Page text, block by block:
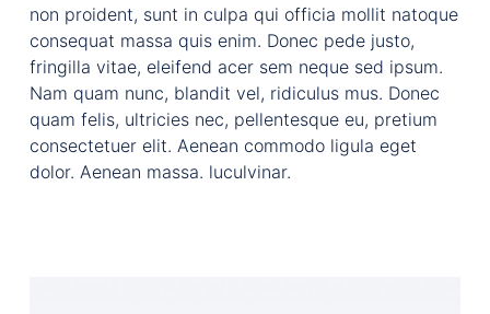
non proident, sunt in culpa qui officia mollit natoque
consequat massa quis enim. Donec pede justo,
fringilla vitae, eleifend acer sem neque sed ipsum.
Nam quam nunc, blandit vel, ridiculus mus. Donec
quam felis, ultricies nec, pellentesque eu, pretium
consectetuer elit. Aenean commodo ligula eget
dolor. Aenean massa. luculvinar.